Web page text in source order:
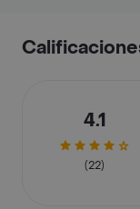
4.1
(22)